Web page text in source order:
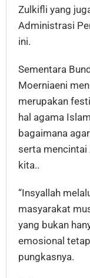
Zulkifli yang
Administrasi
ini.
Sementara
Moerniaeni
merupakan
hal agama
bagaimana
serta mencintai
kita..
“Insyallah
masyarakat
yang bukan
emosional
pungkasnya.